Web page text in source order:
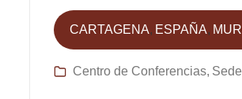
CARTAGENA ESPAÑA
Centro de Conferencias